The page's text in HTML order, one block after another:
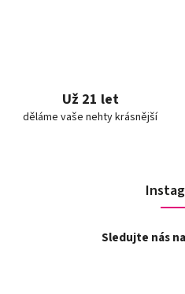
Už 21 let
děláme vaše nehty krásnější
Sledujte nás